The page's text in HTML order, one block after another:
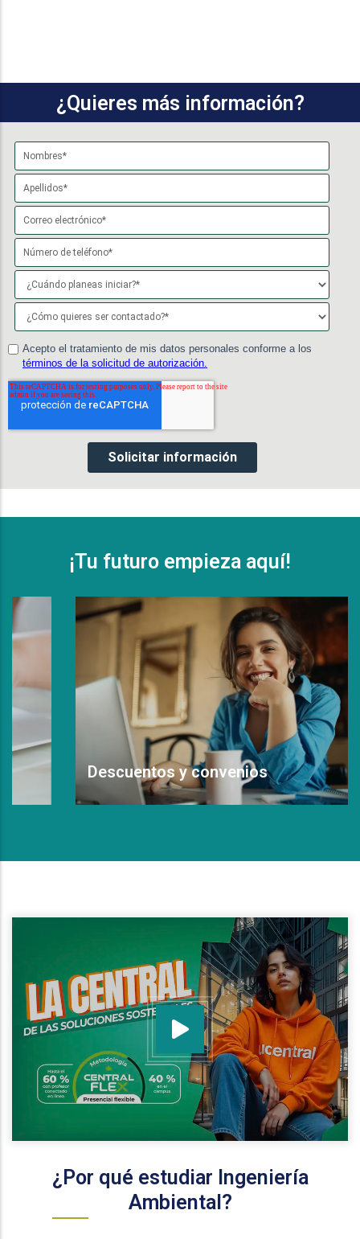
¿Quieres más información?
¡Tu futuro empieza aquí!
Descuentos y convenios
¿Por qué estudiar Ingeniería
Ambiental?